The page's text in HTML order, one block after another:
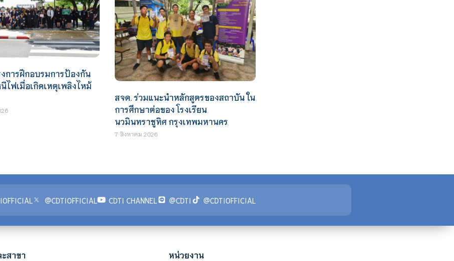
การฝึกอบรมการป้องกัน
ไฟเมื่อเกิดเหตุเพลิงไหม้
สจด. ร่วมแนะนำหลักสูตรของสถาบัน ใน
การศึกษาต่อของ โรงเรียน
นวมินทราชูทิศ กรุงเทพมหานคร
7 สิงหาคม 2026
@CDTIOFFICIAL CDTI CHANNEL @CDTI @CDTIOFFICIAL
สาขา หน่วยงาน